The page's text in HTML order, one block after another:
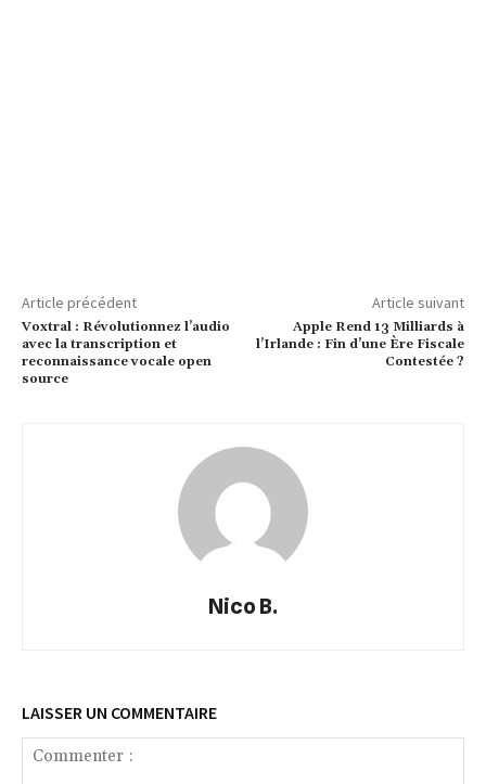
Article précédent
Voxtral : Révolutionnez l’audio
avec la transcription et
reconnaissance vocale open
source
Article suivant
Apple Rend 13 Milliards à
l’Irlande : Fin d’une Ère Fiscale
Contestée ?
Nico B.
LAISSER UN COMMENTAIRE